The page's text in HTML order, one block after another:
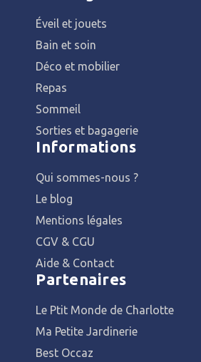
Éveil et jouets
Bain et soin
Déco et mobilier
Repas
Sommeil
Sorties et bagagerie
Informations
Qui sommes-nous ?
Le blog
Mentions légales
CGV & CGU
Aide & Contact
Partenaires
Le Ptit Monde de Charlotte
Ma Petite Jardinerie
Best Occaz